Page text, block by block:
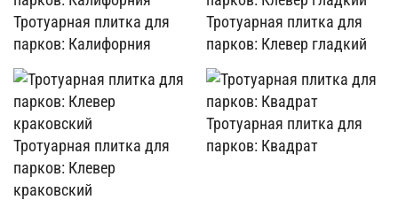
Тротуарная плитка для
парков: Калифорния
Тротуарная плитка для
парков: Клевер гладкий
Тротуарная плитка для
парков: Клевер
краковский
Тротуарная плитка для
парков: Квадрат